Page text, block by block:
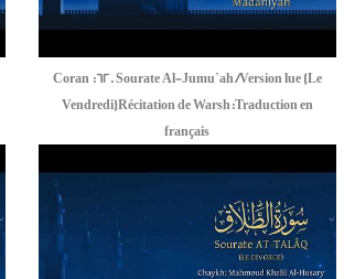
Coran :62. Sourate Al-Jumu`ah /Version lue (Le
Vendredi)Récitation de Warsh:Traduction en
français